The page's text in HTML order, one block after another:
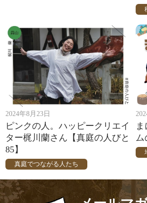
2024年8月23日
ピンクの人。ハッピークリエイ
ター梶川蘭さん【真庭の人びと
85】
真庭でつながる人たち